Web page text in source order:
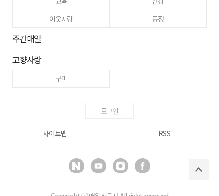
이웃사랑
동정
주간매일
고향사랑
구미
로그인
사이트맵 RSS